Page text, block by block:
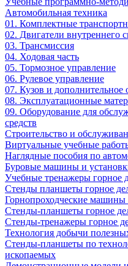
Автомобильная техника
01. Комплектные
02. Двигатели внутреннего
03. Трансмиссия
04. Ходовая часть
05. Тормозное управление
06. Рулевое управление
07. Кузов и дополнительное
08. Эксплуатационные
09. Оборудование для
средств
Строительство и
Виртуальные учебные
Наглядные пособия по
Буровые машины и
Учебные тренажеры горное
Стенды планшеты горное
Горнопроходческие
Стенды-планшеты горное
Стенды-тренажеры горное
Технология добычи
Стенды-планшеты по
ископаемых